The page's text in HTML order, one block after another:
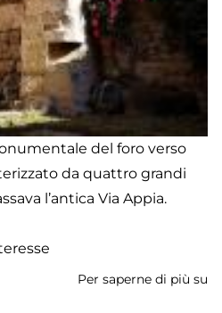
del foro verso
da quattro grandi
l’antica Via Appia.
Per saperne di più su